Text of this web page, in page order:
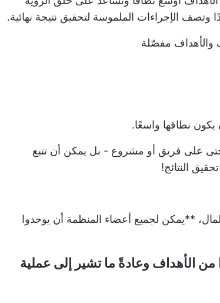
وتصف الإجراءات الملموسة لتحقيق نتيجة نهائية.
والأهداف مفصّلة
يكون نطاقها واسعًا.
على فريق أو مشروع - بل يمكن أن تتبع
النتائج!
**يمكن لجميع أعضاء المنظمة أن يوحدوا
من الأهداف وعادةً ما تشير إلى عملية